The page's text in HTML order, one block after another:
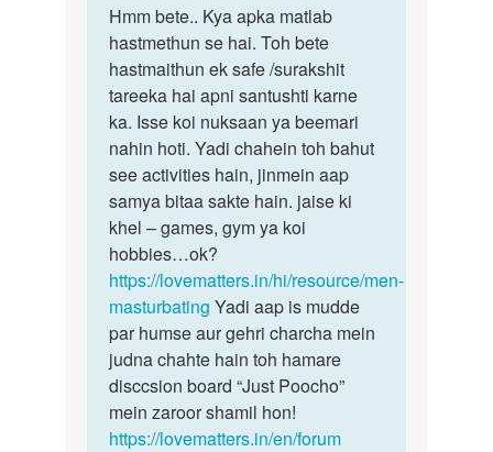
to
kya
roj
hp
se
koi
problem
ho
by
monu
Hmm
bete..
Kya
apka
matlab
Hmm bete.. Kya apka matlab
hastmethun se hai. Toh bete
hastmaithun ek safe /surakshit
tareeka hai apni santushti karne
ka. Isse koi nuksaan ya beemari
nahin hoti. Yadi chahein toh bahut
see activities hain, jinmein aap
samya bitaa sakte hain. jaise ki
khel – games, gym ya koi
hobbies…ok?
https://lovematters.in/hi/resource/men-
masturbating Yadi aap is mudde
par humse aur gehri charcha mein
judna chahte hain toh hamare
disccsion board “Just Poocho”
mein zaroor shamil hon!
https://lovematters.in/en/forum